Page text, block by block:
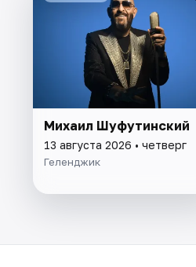
Михаил Шуфутинский
13 августа 2026 • четверг
Геленджик